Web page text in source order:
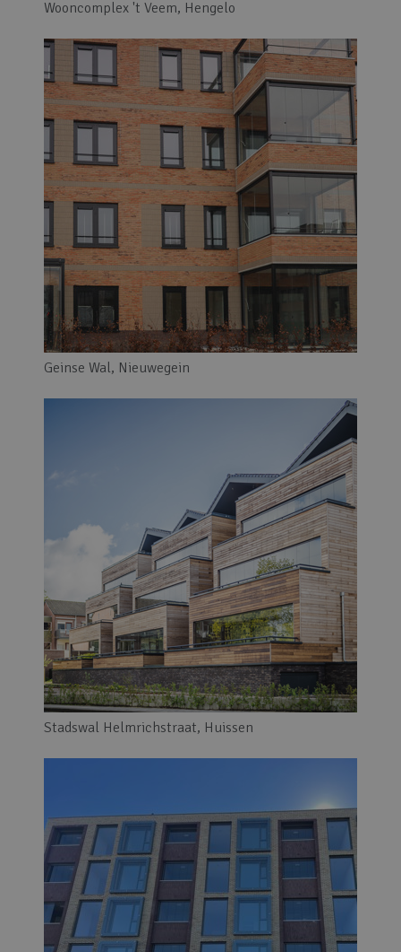
Wooncomplex 't Veem, Hengelo
Geinse Wal, Nieuwegein
Stadswal Helmrichstraat, Huissen